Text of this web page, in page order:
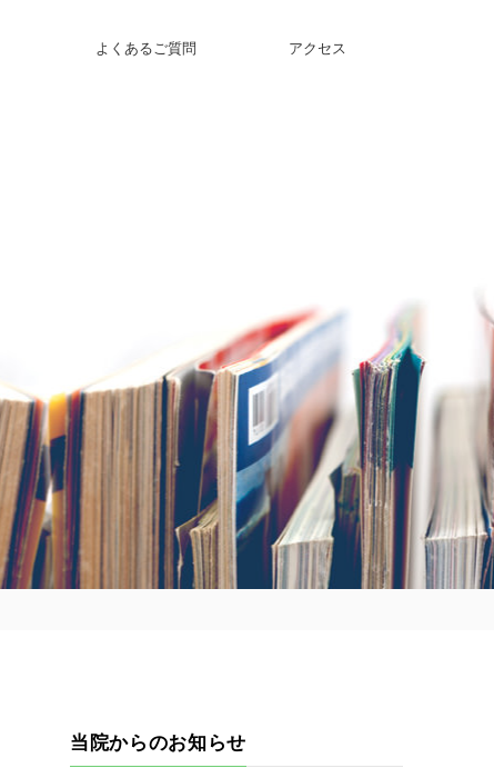
よくあるご質問 アクセス
当院からのお知らせ